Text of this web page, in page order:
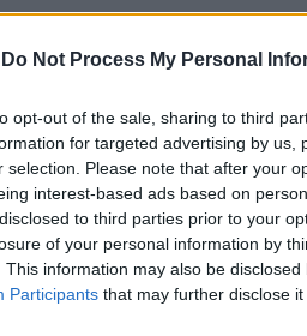
Do Not Process My Personal
opt-out of the sale, sharing to third
for targeted advertising by us,
selection. Please note that after your
interest-based ads based on
to third parties prior to your
of your personal information by
This information may also be
Participants that may further disclose
fatto grandi
l’economia più forte del
storici nella
nella riduzione dei
per gli anziani e
sanitaria a prezzi
di americani. Abbiamo
necessarie a un milione
tossiche. Ha